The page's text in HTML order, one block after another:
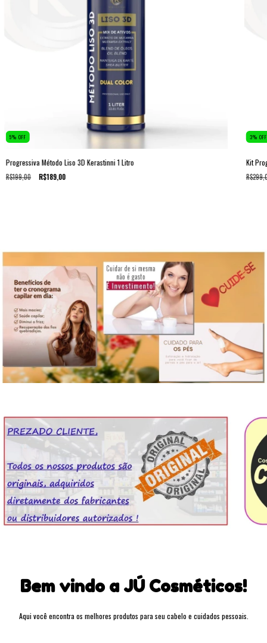
5% OFF
Progressiva Método Liso 3D Kerastinni 1 Litro
R$199,00 R$189,00
3% OFF
Kit
Bem vindo a JÚ Cosméticos!
Aqui você encontra os melhores produtos para seu cabelo e cuidados pessoais.